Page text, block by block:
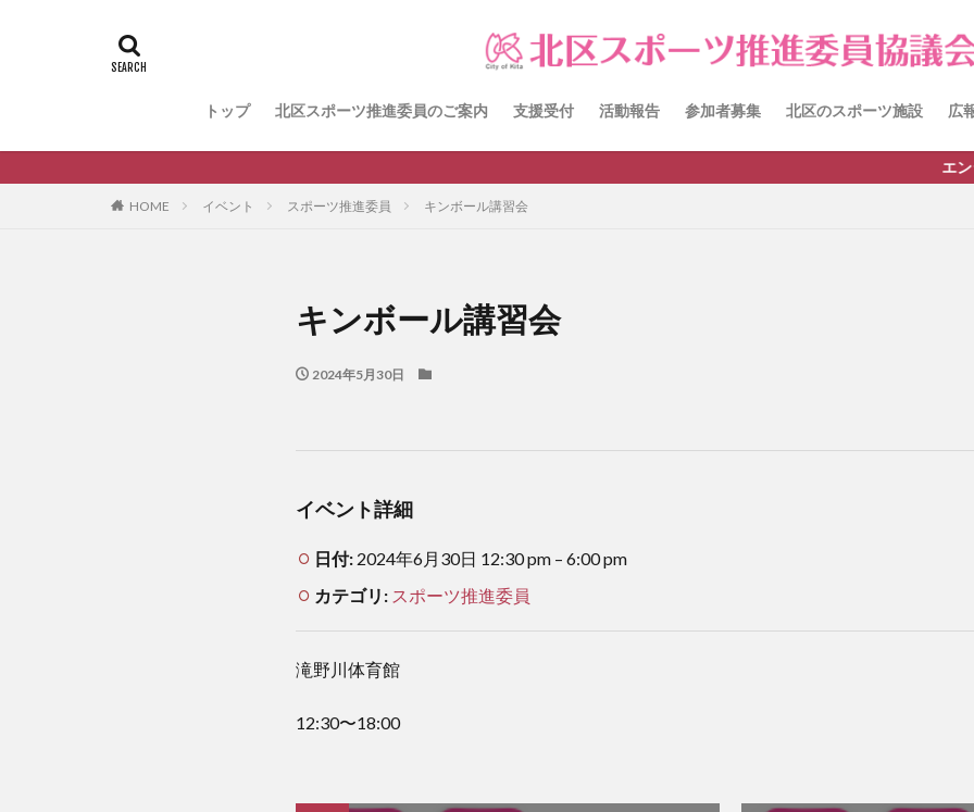
トップ 北区スポーツ推進委員のご案内 支援受付 活動報告 参加者募集 北区のスポーツ施設 広
エンジョ
HOME イベント スポーツ推進委員 キンボール講習会
キンボール講習会
2024年5月30日
イベント詳細
日付: 2024年6月30日 12:30 pm – 6:00 pm
カテゴリ: スポーツ推進委員
滝野川体育館
12:30〜18:00
メンバー募集中のチーム
ワークショップ
健康ハイキング委員会からのお知らせ
生涯スポーツ
田端文士ウォーク 講習会のご報告